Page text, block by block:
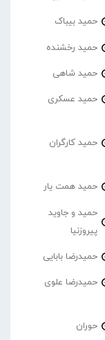
حمید بیباک
حمید رخشنده
حمید شاهی
حمید عسکری
حمید کارگران
حمید همت یار
حمید و جاوید
پیروزنیا
حمیدرضا بابایی
حمیدرضا علوی
حوران